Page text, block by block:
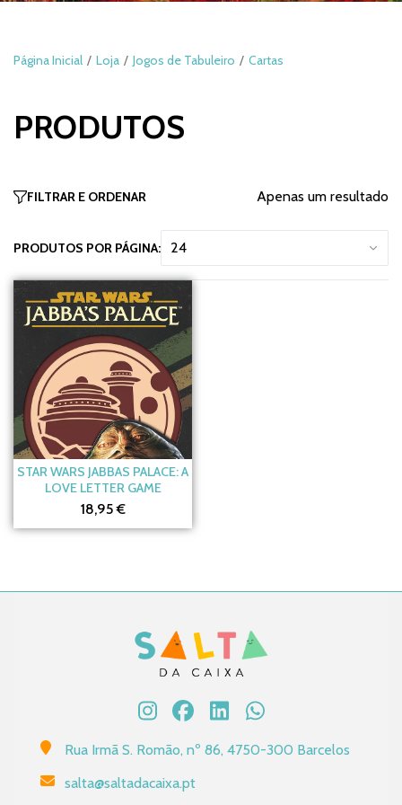
Página Inicial Loja Jogos de Tabuleiro Cartas
PRODUTOS
FILTRAR E ORDENAR Apenas um resultado
PRODUTOS POR PÁGINA:
STAR WARS JABBAS PALACE: A
LOVE LETTER GAME
18,95 €
Rua Irmã S. Romão, nº 86, 4750-300 Barcelos
salta@saltadacaixa.pt